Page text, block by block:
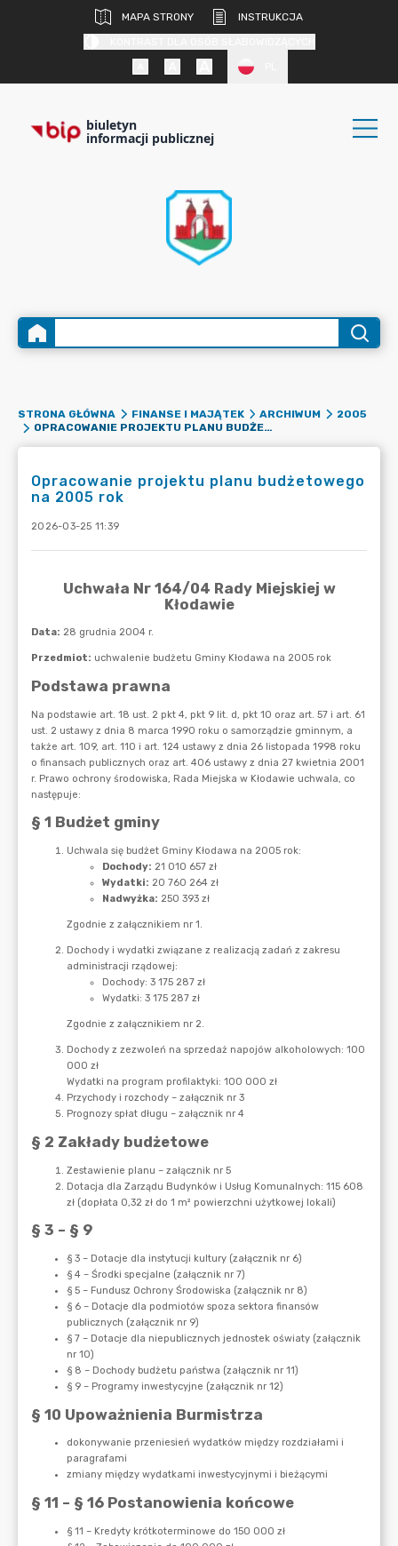
MAPA STRONY
INSTRUKCJA
biuletyn
informacji publicznej
STRONA GŁÓWNA FINANSE I MAJĄTEK ARCHIWUM
2005
OPRACOWANIE PROJEKTU PLANU BUDŻETOWEGO NA 2005 ROK
Opracowanie projektu planu budżetowego
na 2005 rok
2026-03-25 11:39